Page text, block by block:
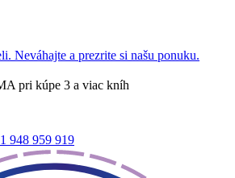
Neváhajte a prezrite si našu ponuku.
pri kúpe 3 a viac kníh
948 959 919